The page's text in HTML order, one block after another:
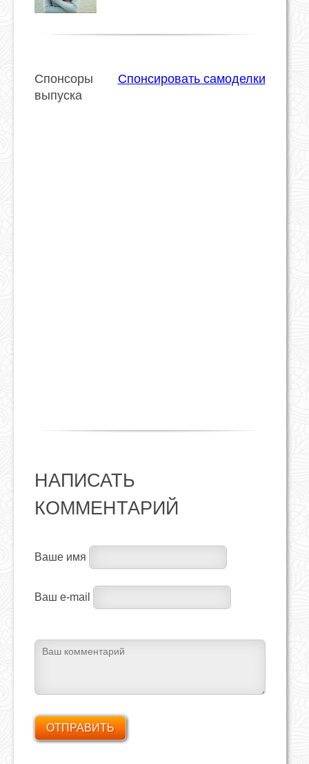
Спонсировать самоделки
Спонсоры
выпуска
НАПИСАТЬ
КОММЕНТАРИЙ
Ваше имя
Ваш e-mail